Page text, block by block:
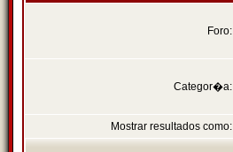
Foro:
Categor�a:
Mostrar resultados como: